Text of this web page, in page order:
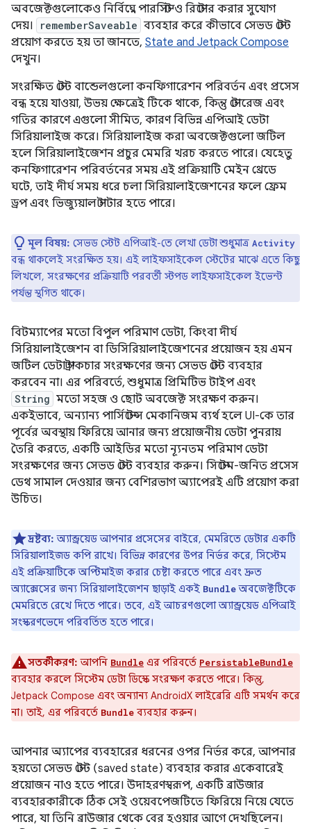
অবজেক্টগুলোকেও নির্বিঘ্নে পারসিস্ট ও রিস্টোর করার সুযোগ
দেয়।
rememberSaveable ব্যবহার করে কীভাবে সেভড স্টেট
প্রয়োগ করতে হয় তা জানতে, State and Jetpack Compose
দেখুন।
সংরক্ষিত স্টেট বান্ডেলগুলো কনফিগারেশন পরিবর্তন এবং প্রসেস
বন্ধ হয়ে যাওয়া, উভয় ক্ষেত্রেই টিকে থাকে, কিন্তু স্টোরেজ এবং
গতির কারণে এগুলো সীমিত, কারণ বিভিন্ন এপিআই ডেটা
সিরিয়ালাইজ করে। সিরিয়ালাইজ করা অবজেক্টগুলো জটিল
হলে সিরিয়ালাইজেশন প্রচুর মেমরি খরচ করতে পারে। যেহেতু
কনফিগারেশন পরিবর্তনের সময় এই প্রক্রিয়াটি মেইন থ্রেডে
ঘটে, তাই দীর্ঘ সময় ধরে চলা সিরিয়ালাইজেশনের ফলে ফ্রেম
ড্রপ এবং ভিজ্যুয়াল স্টাটার হতে পারে।
মূল বিষয়: সেভড স্টেট এপিআই-তে লেখা ডেটা শুধুমাত্র Activity
বন্ধ থাকলেই সংরক্ষিত হয়। এই লাইফসাইকেল স্টেটের মাঝে এতে কিছু
লিখলে, সংরক্ষণের প্রক্রিয়াটি পরবর্তী স্টপড লাইফসাইকেল ইভেন্ট
পর্যন্ত স্থগিত থাকে।
বিটম্যাপের মতো বিপুল পরিমাণ ডেটা, কিংবা দীর্ঘ
সিরিয়ালাইজেশন বা ডিসিরিয়ালাইজেশনের প্রয়োজন হয় এমন
জটিল ডেটা স্ট্রাকচার সংরক্ষণের জন্য সেভড স্টেট ব্যবহার
করবেন না। এর পরিবর্তে, শুধুমাত্র প্রিমিটিভ টাইপ এবং
String মতো সহজ ও ছোট অবজেক্ট সংরক্ষণ করুন।
একইভাবে, অন্যান্য পার্সিস্টেন্স মেকানিজম ব্যর্থ হলে UI-কে তার
পূর্বের অবস্থায় ফিরিয়ে আনার জন্য প্রয়োজনীয় ডেটা পুনরায়
তৈরি করতে, একটি আইডির মতো ন্যূনতম পরিমাণ ডেটা
সংরক্ষণের জন্য সেভড স্টেট ব্যবহার করুন। সিস্টেম-জনিত প্রসেস
ডেথ সামাল দেওয়ার জন্য বেশিরভাগ অ্যাপেরই এটি প্রয়োগ করা
উচিত।
দ্রষ্টব্য: অ্যান্ড্রয়েড আপনার প্রসেসের বাইরে, মেমরিতে ডেটার একটি
সিরিয়ালাইজড কপি রাখে। বিভিন্ন কারণের উপর নির্ভর করে, সিস্টেম
এই প্রক্রিয়াটিকে অপ্টিমাইজ করার চেষ্টা করতে পারে এবং দ্রুত
অ্যাক্সেসের জন্য সিরিয়ালাইজেশন ছাড়াই একই Bundleঅবজেক্টটিকে
মেমরিতে রেখে দিতে পারে। তবে, এই আচরণগুলো অ্যান্ড্রয়েড এপিআই
সংস্করণভেদে পরিবর্তিত হতে পারে।
সতর্কীকরণ: আপনি Bundle এর পরিবর্তে PersistableBundle
ব্যবহার করলে সিস্টেম ডেটা ডিস্কে সংরক্ষণ করতে পারে। কিন্তু,
Jetpack Compose এবং অন্যান্য AndroidX লাইব্রেরি এটি সমর্থন করে
না। তাই, এর পরিবর্তে Bundle ব্যবহার করুন।
আপনার অ্যাপের ব্যবহারের ধরনের ওপর নির্ভর করে, আপনার
হয়তো সেভড স্টেট (saved state) ব্যবহার করার একেবারেই
প্রয়োজন নাও হতে পারে। উদাহরণস্বরূপ, একটি ব্রাউজার
ব্যবহারকারীকে ঠিক সেই ওয়েবপেজটিতে ফিরিয়ে নিয়ে যেতে
পারে, যা তিনি ব্রাউজার থেকে বের হওয়ার আগে দেখছিলেন।